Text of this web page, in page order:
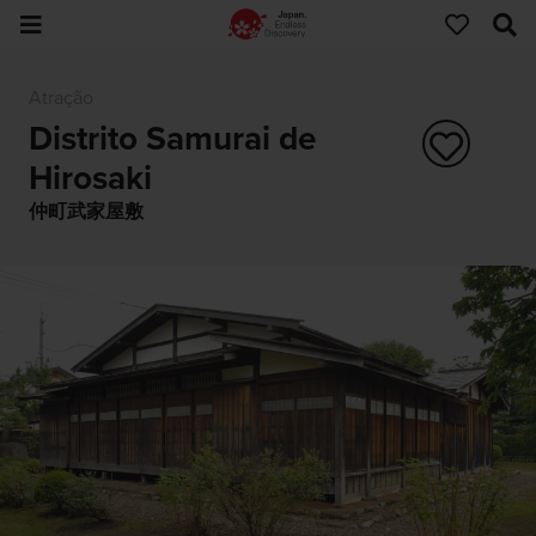
Distrito Samurai de
Hirosaki
仲町武家屋敷